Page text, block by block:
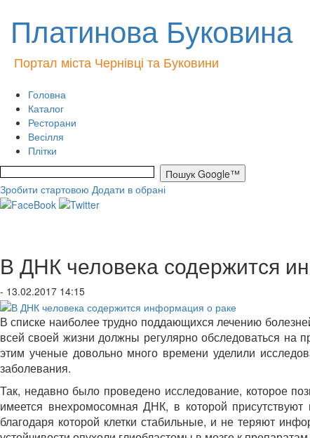
Платинова Буковина
Портал міста Чернівці та Буковини
Головна
Каталог
Ресторани
Весілля
Плітки
Зробити стартовою Додати в обрані
В ДНК человека содержится
- 13.02.2017 14:15
В списке наиболее трудно поддающихся лечению
всей своей жизни должны регулярно обследоваться на
этим ученые довольно много времени уделили
заболевания.
Так, недавно было проведено исследование, которое
имеется внехромосомная ДНК, в которой
благодаря которой клетки стабильные, и не теряют